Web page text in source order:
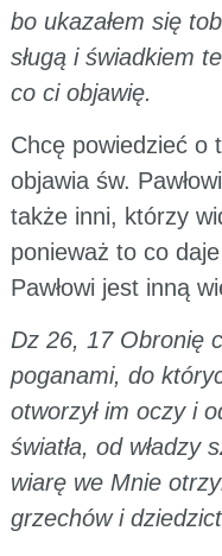
bo ukazałem się
sługą i świadkiem
co ci objawię.
Chcę powiedzieć o
objawia św.
także inni, którzy
ponieważ to co
Pawłowi jest inną
Dz 26, 17 Obronię
poganami, do
otworzył im oczy i
światła, od władzy
wiarę we Mnie
grzechów i